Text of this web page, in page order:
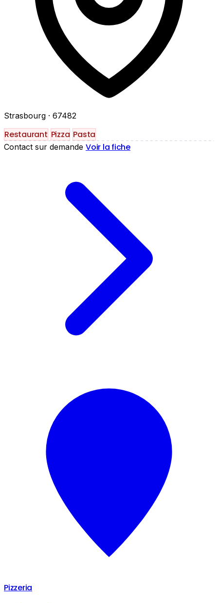
Strasbourg · 67482
Restaurant Pizza Pasta
Contact sur demande Voir la fiche
Pizzeria